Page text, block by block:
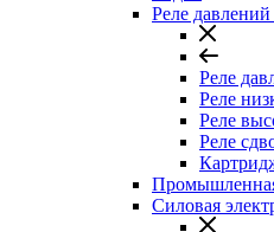
Реле давлений
Реле
Реле
Реле
Реле
Силовая